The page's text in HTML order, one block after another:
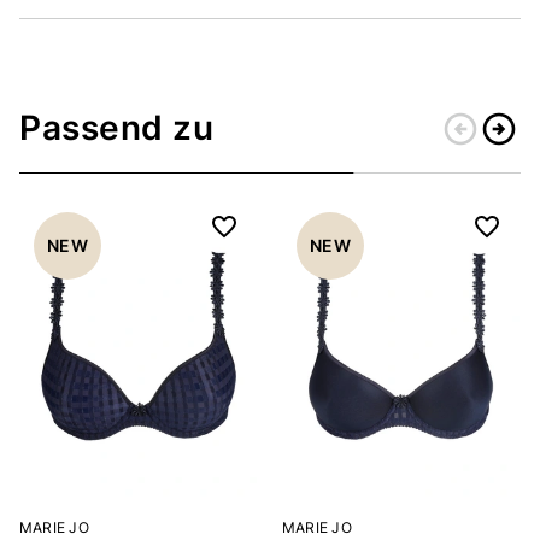
Passend zu arrow_circle_leftarrow_circle_right
NEW
MARIE JO
NEW
MARIE JO